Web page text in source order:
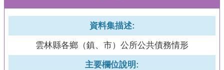
課
資料集描述:
雲林縣各鄉（鎮、市）公所公共債務情形
主要欄位說明: